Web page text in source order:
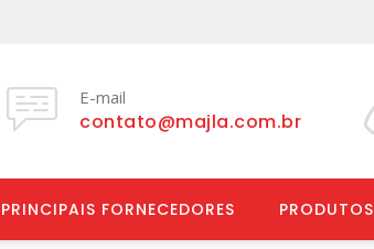
E-mail
contato@majla.com.br
PRINCIPAIS FORNECEDORES PRODUTOS